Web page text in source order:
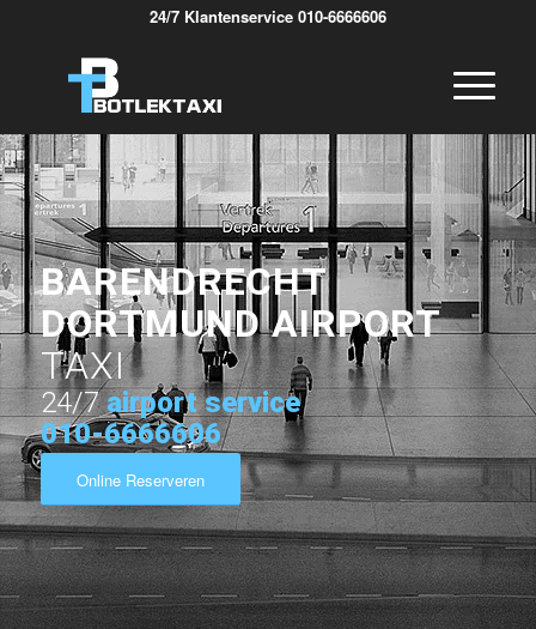
24/7 Klantenservice 010-6666606
BARENDRECHT
DORTMUND AIRPORT
TAXI
24/7 airport service
010-6666606
Online Reserveren